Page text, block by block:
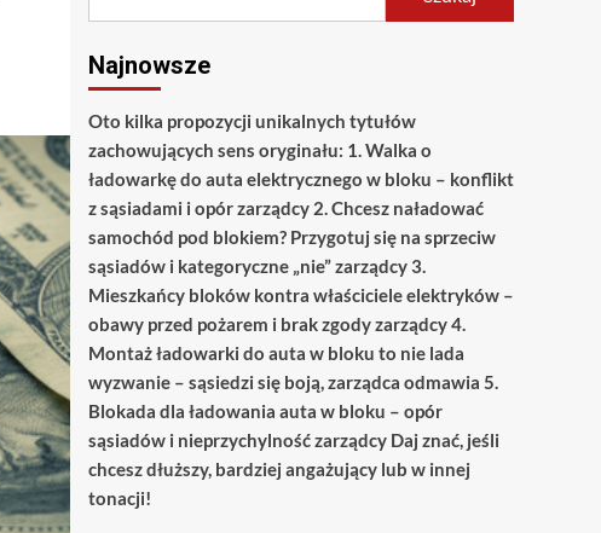
Najnowsze
Oto kilka propozycji unikalnych tytułów
zachowujących sens oryginału: 1. Walka o
ładowarkę do auta elektrycznego w bloku – konflikt
z sąsiadami i opór zarządcy 2. Chcesz naładować
samochód pod blokiem? Przygotuj się na sprzeciw
sąsiadów i kategoryczne „nie” zarządcy 3.
Mieszkańcy bloków kontra właściciele elektryków –
obawy przed pożarem i brak zgody zarządcy 4.
Montaż ładowarki do auta w bloku to nie lada
wyzwanie – sąsiedzi się boją, zarządca odmawia 5.
Blokada dla ładowania auta w bloku – opór
sąsiadów i nieprzychylność zarządcy Daj znać, jeśli
chcesz dłuższy, bardziej angażujący lub w innej
tonacji!